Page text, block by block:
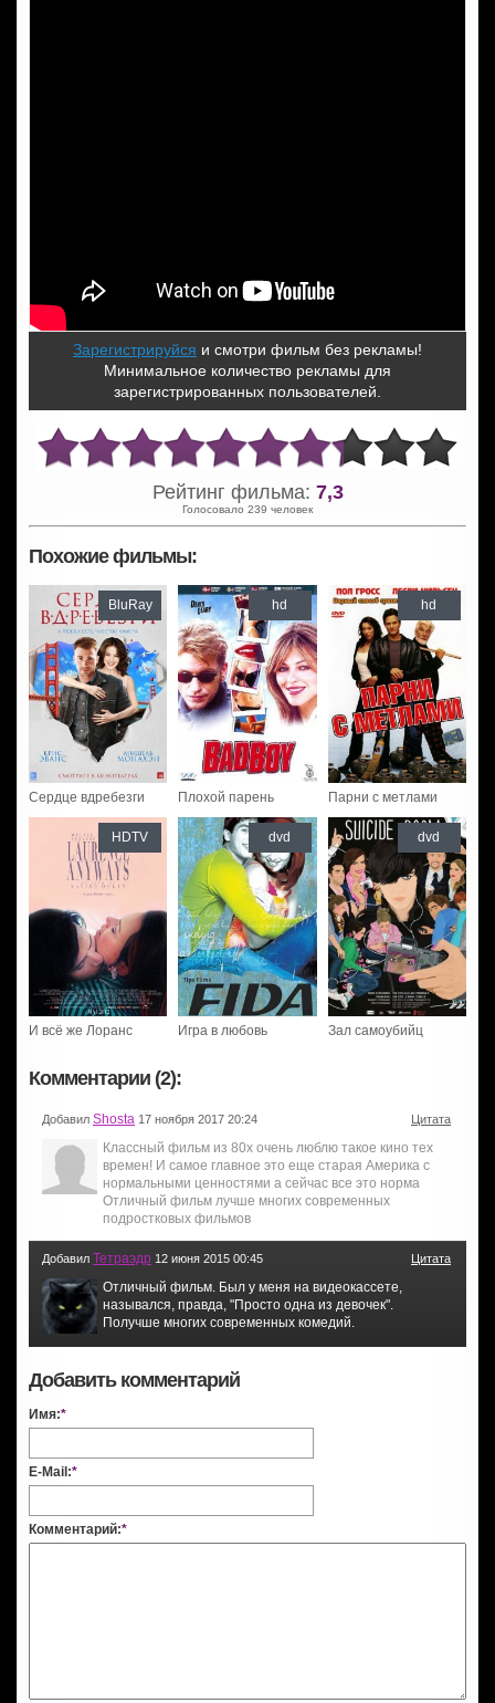
Зарегистрируйся и смотри фильм без рекламы!
Минимальное количество рекламы для
зарегистрированных пользователей.
Рейтинг фильма: 7,3
Голосовало 239 человек
Похожие фильмы:
Сердце вдребезги
BluRay
Плохой парень
hd
Парни с метлами
hd
И всё же Лоранс
HDTV
Игра в любовь
dvd
Зал самоубийц
dvd
Комментарии (2):
Добавил Shosta 17 ноября 2017 20:24 Цитата
Классный фильм из 80х очень люблю такое кино тех
времен! И самое главное это еще старая Америка с
нормальными ценностями а сейчас все это норма
Отличный фильм лучше многих современных
подростковых фильмов
Добавил Тетраэдр 12 июня 2015 00:45 Цитата
Отличный фильм. Был у меня на видеокассете,
назывался, правда, "Просто одна из девочек".
Получше многих современных комедий.
Добавить комментарий
Имя:*
E-Mail:*
Комментарий:*